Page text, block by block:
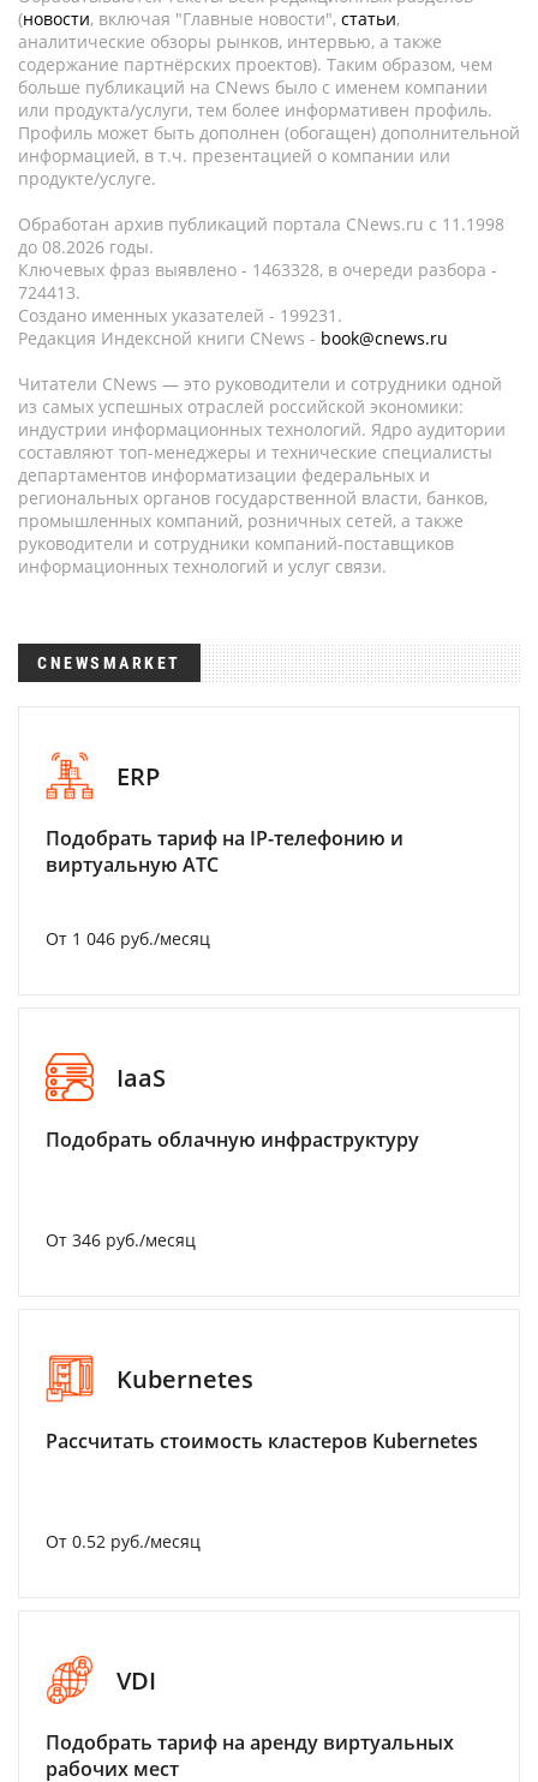
(новости, включая "Главные новости", статьи,
аналитические обзоры рынков, интервью, а также
содержание партнёрских проектов). Таким образом, чем
больше публикаций на CNews было с именем компании
или продукта/услуги, тем более информативен профиль.
Профиль может быть дополнен (обогащен) дополнительной
информацией, в т.ч. презентацией о компании или
продукте/услуге.
Обработан архив публикаций портала CNews.ru c 11.1998
до 08.2026 годы.
Ключевых фраз выявлено - 1463328, в очереди разбора -
724413.
Создано именных указателей - 199231.
Редакция Индексной книги CNews - book@cnews.ru
Читатели CNews — это руководители и сотрудники одной
из самых успешных отраслей российской экономики:
индустрии информационных технологий. Ядро аудитории
составляют топ-менеджеры и технические специалисты
департаментов информатизации федеральных и
региональных органов государственной власти, банков,
промышленных компаний, розничных сетей, а также
руководители и сотрудники компаний-поставщиков
информационных технологий и услуг связи.
CNEWSMARKET
ERP
Подобрать тариф на IP-телефонию и
виртуальную АТС
От 1 046 руб./месяц
IaaS
Подобрать облачную инфраструктуру
От 346 руб./месяц
Kubernetes
Рассчитать стоимость кластеров Kubernetes
От 0.52 руб./месяц
VDI
Подобрать тариф на аренду виртуальных
рабочих мест